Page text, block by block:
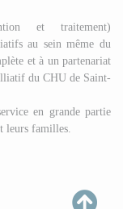
et traitement)
au sein même du
et à un partenariat
du CHU de Saint-
en grande partie
leurs familles.